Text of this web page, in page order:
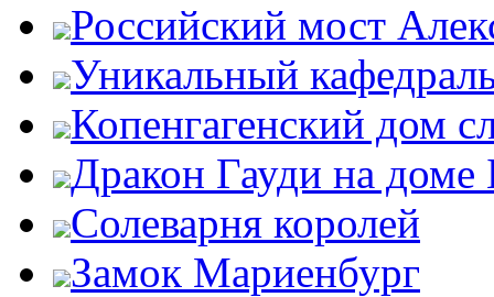
Российский мост
Уникальный
Копенгагенский дом
Дракон Гауди на доме
Солеварня королей
Замок Мариенбург